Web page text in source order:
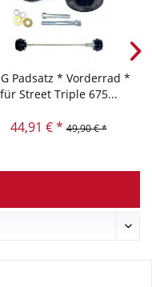
Padsatz * Vorderrad *
für Street Triple 675...
44,91 € * 49,90 € *